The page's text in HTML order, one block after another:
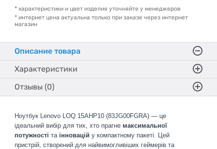
* характеристики и цвет изделия уточняйте у менеджеров
* интернет цена актуальна только при заказе через интернет
магазин
Описание товара
Характеристики
Отзывы (0)
Ноутбук Lenovo LOQ 15AHP10 (83JG00FGRA) — це
ідеальний вибір для тих, хто прагне максимальної
потужності та інновацій у компактному пакеті. Цей
пристрій, створений для найвимогливіших геймерів та